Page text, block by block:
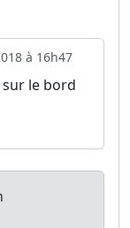
à 16h47
sur le bord